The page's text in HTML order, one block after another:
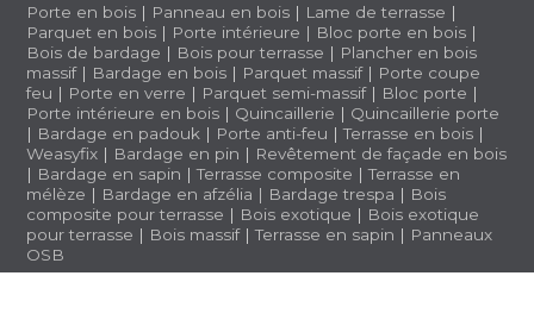
Porte en bois | Panneau en bois | Lame de terrasse |
Parquet en bois | Porte intérieure | Bloc porte en bois |
Bois de bardage | Bois pour terrasse | Plancher en bois
massif| Bardage en bois | Parquet massif| Porte coupe
feu | Porte en verre | Parquet semi-massif| Bloc porte |
Porte intérieure en bois | Quincaillerie | Quincaillerie porte
| Bardage en padouk | Porte anti-feu |Terrasse en bois |
Weasyfix | Bardage en pin | Revêtement de façade en bois
| Bardage en sapin |Terrasse composite |Terrasse en
mélèze | Bardage en afzélia | Bardage trespa | Bois
composite pour terrasse | Bois exotique | Bois exotique
pour terrasse | Bois massif|Terrasse en sapin | Panneaux
OSB